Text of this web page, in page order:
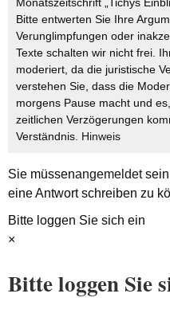
Bitte entwerten Sie Ihre
Verunglimpfungen oder
Texte schalten wir nicht frei.
moderiert, da die juristische
verstehen Sie, dass die
morgens Pause macht und
zeitlichen Verzögerungen
Verständnis. Hinweis
Sie müssenangemeldetsein
eine Antwort schreiben zu
Bitte loggen Sie sich ein
×
Bitte loggen Sie